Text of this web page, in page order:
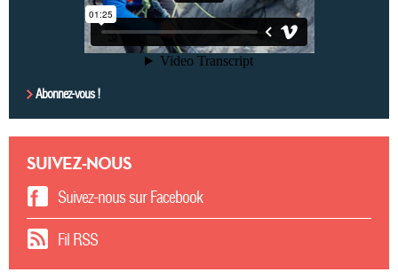
Abonnez-vous !
SUIVEZ-NOUS
Suivez-nous sur Facebook
Fil RSS